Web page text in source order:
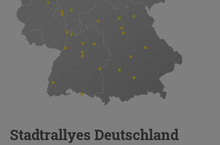
Stadtrallyes Deutschland